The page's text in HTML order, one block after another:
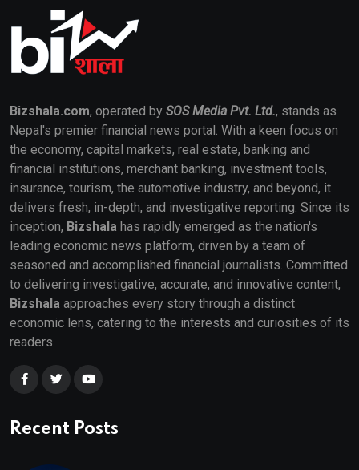
Bizshala.com, operated by SOS Media Pvt. Ltd., stands as
Nepal's premier financial news portal. With a keen focus on
the economy, capital markets, real estate, banking and
financial institutions, merchant banking, investment tools,
insurance, tourism, the automotive industry, and beyond, it
delivers fresh, in-depth, and investigative reporting. Since its
inception, Bizshala has rapidly emerged as the nation's
leading economic news platform, driven by a team of
seasoned and accomplished financial journalists. Committed
to delivering investigative, accurate, and innovative content,
Bizshala approaches every story through a distinct
economic lens, catering to the interests and curiosities of its
readers.
Recent Posts